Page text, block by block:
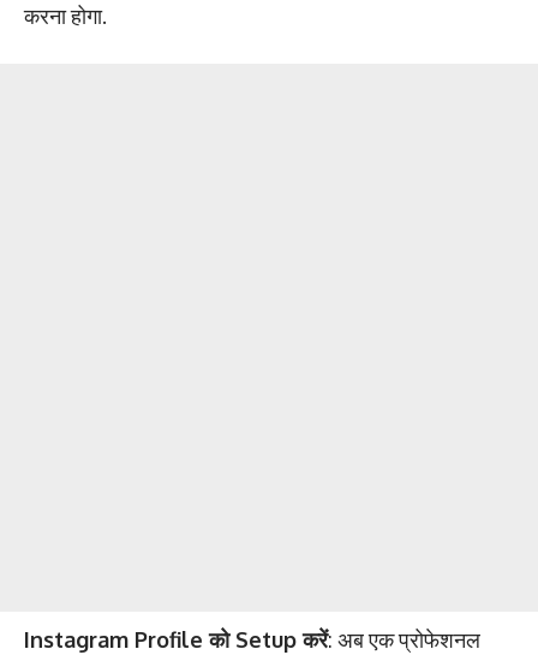
करना होगा.
Instagram Profile को Setup करें: अब एक प्रोफेशनल